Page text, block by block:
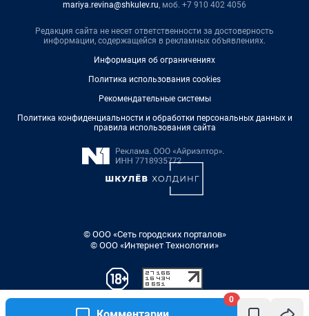
0
mariya.revina@shkulev.ru, моб. +7 910 402 4056
Редакция сайта не несет ответственности за достоверность
информации, содержащейся в рекламных объявлениях.
Информация об ограничениях
Политика использования cookies
Рекомендательные системы
Политика конфиденциальности и обработки персональных данных и
правила использования сайта
© ООО «Сеть городских порталов»
© ООО «Интернет Технологии»